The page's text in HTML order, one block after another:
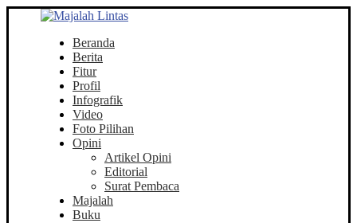
Beranda
Berita
Fitur
Profil
Infografik
Video
Foto Pilihan
Opini
Artikel Opini
Editorial
Surat Pembaca
Majalah
Buku